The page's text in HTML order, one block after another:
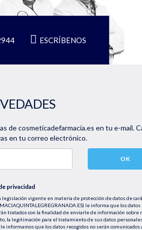
ESCRÍBENOS
de cosmeticadefarmacia.es en tu e-mail.
en tu correo electrónico.
OK
privacidad
vigente en materia de protección de datos de
le informa que los datos
tratados con la finalidad de enviarle de información sobre
la legitimación para el tratamiento de sus datos
informamos que los datos recogidos no serán comunicados